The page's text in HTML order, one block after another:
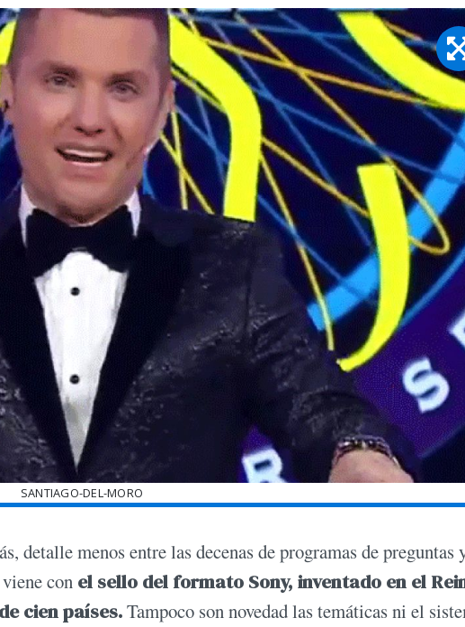
SANTIAGO-DEL-MORO
detalle menos entre las decenas de programas de preguntas
con el sello del formato Sony, inventado en el
cien países.Tampoco son novedad las temáticas ni el